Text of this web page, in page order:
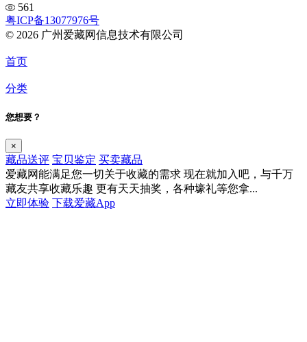
561
粤ICP备13077976号
© 2026 广州爱藏网信息技术有限公司
首页
分类
您想要？
×
藏品送评 宝贝鉴定 买卖藏品
爱藏网能满足您一切关于收藏的需求 现在就加入吧，与千万
藏友共享收藏乐趣 更有天天抽奖，各种壕礼等您拿...
立即体验 下载爱藏App